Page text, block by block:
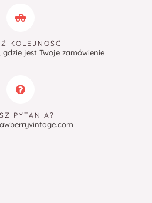
KOLEJNOŚĆ
gdzie jest Twoje zamówienie
PYTANIA?